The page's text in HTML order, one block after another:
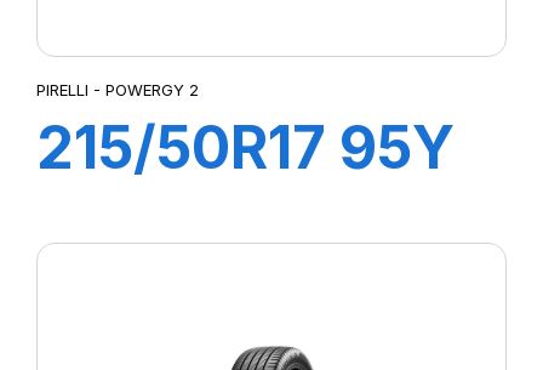
PIRELLI - POWERGY 2
215/50R17 95Y